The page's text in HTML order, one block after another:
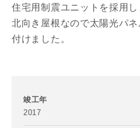
住宅用制震ユニットを採用し
北向き屋根なので太陽光パ
付けました。
竣工年
2017